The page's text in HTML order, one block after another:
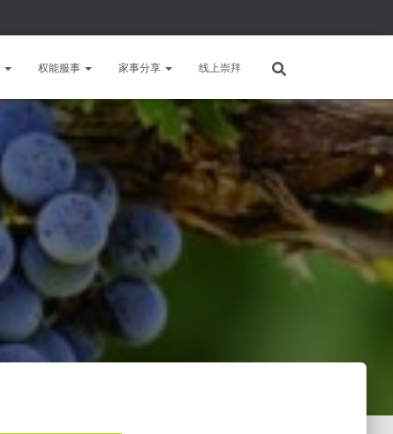
权能服事 家事分享 线上崇拜